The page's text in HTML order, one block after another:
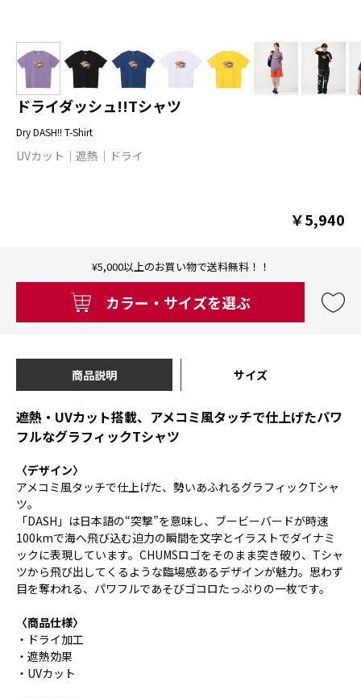
ドライダッシュ!!Tシャツ
Dry DASH!! T-Shirt
UVカット 遮熱 ドライ
￥5,940
¥5,000以上のお買い物で送料無料！！
カラー・サイズを選ぶ
商品説明 サイズ
遮熱・UVカット搭載、アメコミ風タッチで仕上げたパワ
フルなグラフィックTシャツ
〈デザイン〉
アメコミ風タッチで仕上げた、勢いあふれるグラフィックTシャ
ツ。
「DASH」は日本語の“突撃”を意味し、ブービーバードが時速
100kmで海へ飛び込む迫力の瞬間を文字とイラストでダイナミ
ックに表現しています。CHUMSロゴをそのまま突き破り、Tシャ
ツから飛び出してくるような臨場感あるデザインが魅力。思わず
目を奪われる、パワフルであそびゴコロたっぷりの一枚です。
〈商品仕様〉
・ドライ加工
・遮熱効果
・UVカット